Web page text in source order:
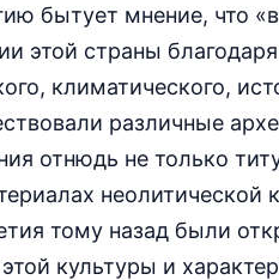
бытует мнение, что «в
этой страны
климатического,
различные
отнюдь не только
неолитической
тому назад были
культуры и